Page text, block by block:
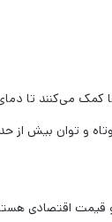
می‌کنند تا دمای
و توان بیش
اقتصادی